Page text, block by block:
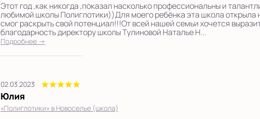
Этот год ,как никогда ,показал насколько профессиональны и
любимой школы Полиглотики))Для моего ребёнка эта школа открыла
смог раскрыть свой потенциал!!!От всей нашей семьи хочется
благодарность директору школы Тулиновой Наталье Н...
Подробнее →
02.03.2023
Юлия
«Полиглотики» в Новоселье (школа)